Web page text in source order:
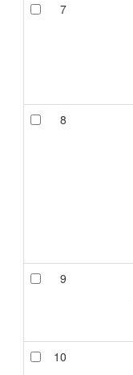
7
8
9
10